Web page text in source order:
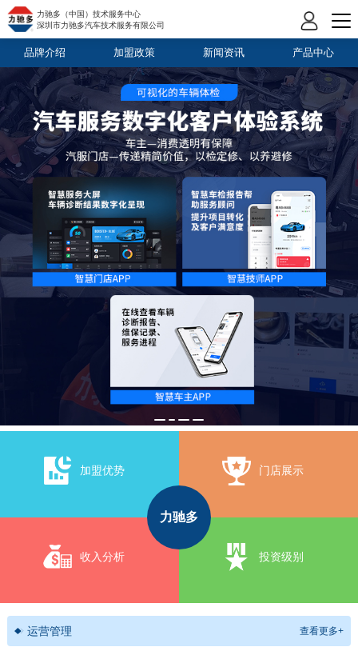
力驰多（中国）技术服务中心
深圳市力驰多汽车技术服务有限公司
品牌介绍 加盟政策 新闻资讯 产品中心
加盟优势 门店展示
收入分析 投资级别
力驰多
运营管理 查看更多+